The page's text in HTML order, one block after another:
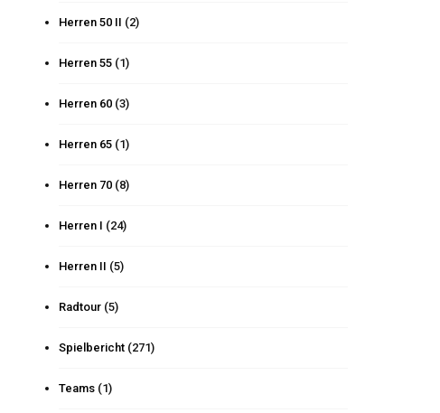
Herren 50 II (2)
Herren 55 (1)
Herren 60 (3)
Herren 65 (1)
Herren 70 (8)
Herren I (24)
Herren II (5)
Radtour (5)
Spielbericht (271)
Teams (1)